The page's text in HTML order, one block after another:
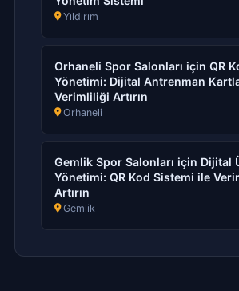
Yıldırım
Orhaneli Spor Salonları için QR
Yönetimi: Dijital Antrenman
Verimliliği Artırın
Orhaneli
Gemlik Spor Salonları için Dijital
Yönetimi: QR Kod Sistemi ile
Artırın
Gemlik